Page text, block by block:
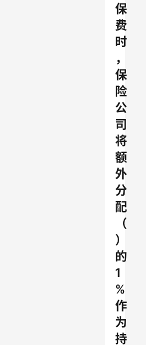
保
费
时
，
保
险
公
司
将
额
外
分
配
（
）
的
1
%
作
为
持